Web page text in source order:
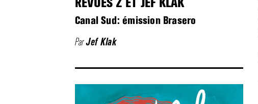
Canal Sud: émission Brasero
ParJef Klak